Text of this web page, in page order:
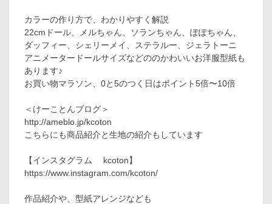
カラーの作り方で、わかりやすく解説
22cmドール、メルちゃん、ソランちゃん、ぽぽちゃん、
ダッフィー、シェリーメイ、ステラルー、ジェラトーニ
アニメータードールサイズなどののかわいいお洋服型紙も
あります♪
お買い物マラソン、0と5のつく日はポイント5倍〜10倍
＜けーことんブログ＞
http://ameblo.jp/kcoton
こちらにも商品紹介と生地の紹介もしています
【インスタグラム kcoton】
https://www.instagram.com/kcoton/
作品紹介や、型紙アレンジなども